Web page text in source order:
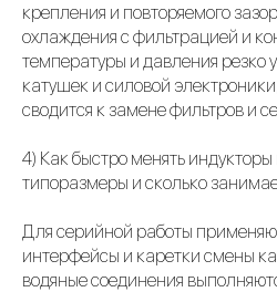
крепления и повторяемого
охлаждения с фильтрацией и
температуры и давления резко
катушек и силовой
сводится к замене фильтров и
4) Как быстро менять
типоразмеры и сколько
Для серийной работы
интерфейсы и каретки смены
водяные соединения